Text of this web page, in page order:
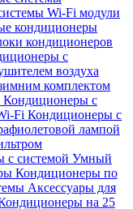
Wi-Fi модули
кондиционеры
кондиционеров
с
воздуха
комплектом
Кондиционеры с
Fi Кондиционеры с
лампой
с системой Умный
Кондиционеры по
Аксессуары для
на 25